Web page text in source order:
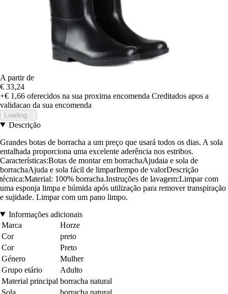
A partir de
€ 33,24
+€ 1,66 oferecidos na sua proxima encomenda Creditados apos a
validacao da sua encomenda
Loading...
Descrição
Grandes botas de borracha a um preço que usará todos os dias. A sola
entalhada proporciona uma excelente aderência nos estribos.
Características:Botas de montar em borrachaAjudaia e sola de
borrachaAjuda e sola fácil de limparItempo de valorDescrição
técnica:Material: 100% borracha.Instruções de lavagem:Limpar com
uma esponja limpa e húmida após utilização para remover transpiração
e sujidade. Limpar com um pano limpo.
Informações adicionais
Marca
Horze
Cor
preto
Cor
Preto
Género
Mulher
Grupo etário
Adulto
Material principal borracha natural
Sola
borracha natural